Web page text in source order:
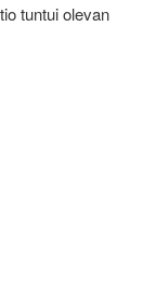
tuntui olevan